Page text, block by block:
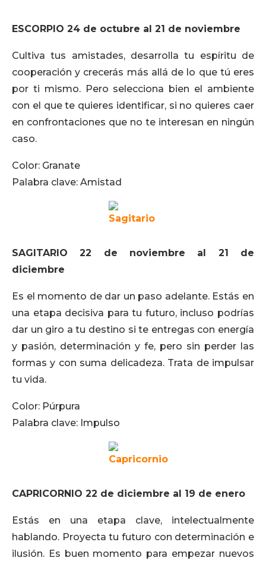
ESCORPIO 24 de octubre al 21 de noviembre
Cultiva tus amistades, desarrolla tu espíritu de
cooperación y crecerás más allá de lo que tú eres
por ti mismo. Pero selecciona bien el ambiente
con el que te quieres identificar, si no quieres caer
en confrontaciones que no te interesan en ningún
caso.
Color: Granate
Palabra clave: Amistad
SAGITARIO 22 de noviembre al 21 de
diciembre
Es el momento de dar un paso adelante. Estás en
una etapa decisiva para tu futuro, incluso podrías
dar un giro a tu destino si te entregas con energía
y pasión, determinación y fe, pero sin perder las
formas y con suma delicadeza. Trata de impulsar
tu vida.
Color: Púrpura
Palabra clave: Impulso
CAPRICORNIO 22 de diciembre al 19 de enero
Estás en una etapa clave, intelectualmente
hablando. Proyecta tu futuro con determinación e
ilusión. Es buen momento para empezar nuevos